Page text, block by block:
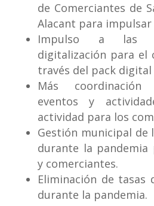
de Comerciantes de
Alacant para
Impulso a las
digitalización para el
través del pack digital
Más
eventos y
actividad para los
Gestión municipal de
durante la pandemia
y comerciantes.
Eliminación de tasas
durante la pandemia.